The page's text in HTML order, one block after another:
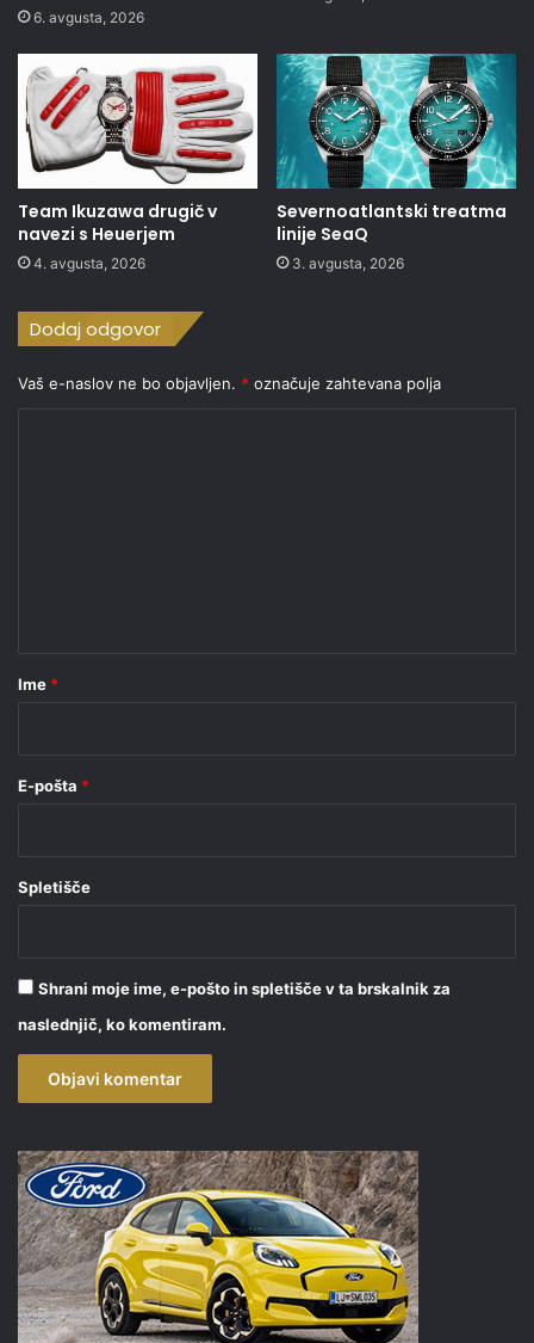
6. avgusta, 2026
Team Ikuzawa drugič v
navezi s Heuerjem
4. avgusta, 2026
Severnoatlantski treatma
linije SeaQ
3. avgusta, 2026
Dodaj odgovor
Vaš e-naslov ne bo objavljen. * označuje zahtevana polja
rIme *
E-pošta *
Spletišče
Shrani moje ime, e-pošto in spletišče v ta brskalnik za
naslednjič, ko komentiram.